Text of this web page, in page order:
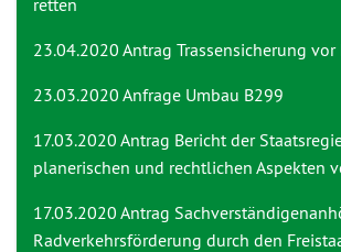
retten
23.04.2020 Antrag Trassensicherung
23.03.2020 Anfrage Umbau B299
17.03.2020 Antrag Bericht der
planerischen und rechtlichen Aspekten
17.03.2020 Antrag
Radverkehrsförderung durch den